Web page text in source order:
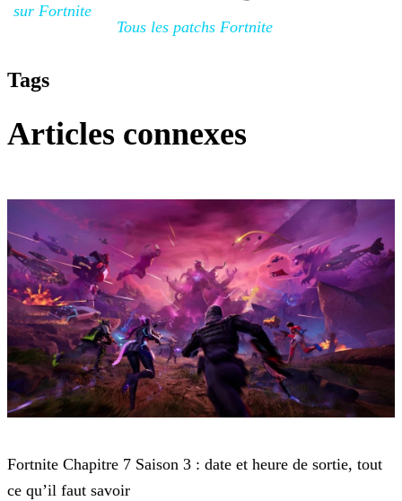
sur Fortnite
Tous les patchs Fortnite
Tags
Articles connexes
Fortnite Chapitre 7 Saison 3 : date et heure de sortie, tout
ce qu’il faut savoir